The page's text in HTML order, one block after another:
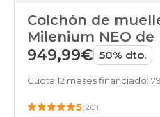
Colchón de
Milenium NEO de
949,99€ 50% dto.
Cuota 12 meses financiado:
5(20)